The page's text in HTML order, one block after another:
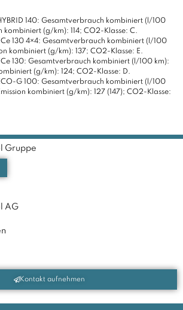
140: Gesamtverbrauch kombiniert (l/100
kombiniert (g/km): 114; CO2-Klasse: C.
130 4×4: Gesamtverbrauch kombiniert (l/100
kombiniert (g/km): 137; CO2-Klasse: E.
130: Gesamtverbrauch kombiniert (l/100 km):
(g/km): 124; CO2-Klasse: D.
G 100: Gesamtverbrauch kombiniert (l/100
kombiniert (g/km): 127 (147); CO2-Klasse:
Gruppe
AG
Kontakt aufnehmen